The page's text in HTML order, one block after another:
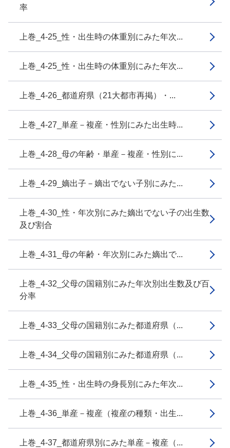
率
上巻_4-25_性・出生時の体重別にみた年次...
上巻_4-25_性・出生時の体重別にみた年次...
上巻_4-26_都道府県（21大都市再掲）・...
上巻_4-27_単産－複産・性別にみた出生時...
上巻_4-28_母の年齢・単産－複産・性別に...
上巻_4-29_嫡出子－嫡出でない子別にみた...
上巻_4-30_性・年次別にみた嫡出でない子の出生数
及び割合
上巻_4-31_母の年齢・年次別にみた嫡出で...
上巻_4-32_父母の国籍別にみた年次別出生数及び百
分率
上巻_4-33_父母の国籍別にみた都道府県（...
上巻_4-34_父母の国籍別にみた都道府県（...
上巻_4-35_性・出生時の身長別にみた年次...
上巻_4-36_単産－複産（複産の種類・出生...
上巻_4-37_都道府県別にみた単産－複産（...